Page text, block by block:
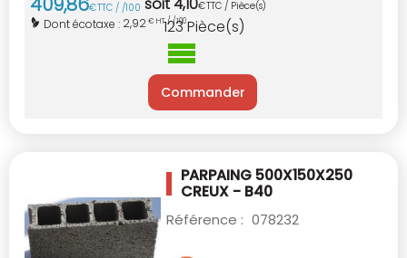
€TTC / /100 €TTC / Pièce(s)
Dont écotaxe : 2,92€ HT / /100
123Pièce(s)
Commander
PARPAING 500X150X250
CREUX - B40
Référence : 078232